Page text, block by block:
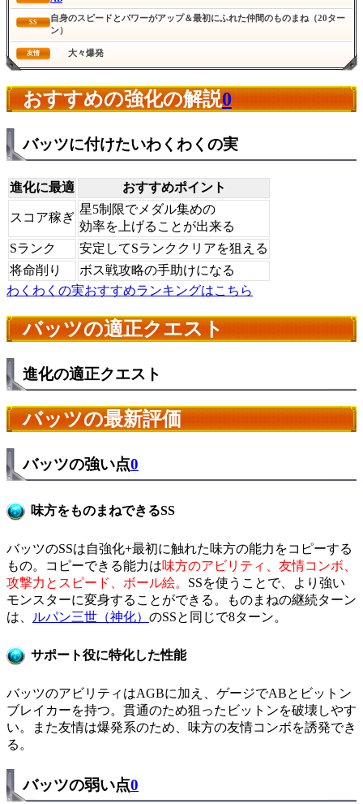
SS
自身のスピードとパワーがアップ＆最初にふれた仲間のものまね（20ター
ン）
友情 大々爆発
おすすめの強化の解説0
バッツに付けたいわくわくの実
進化に最適 おすすめポイント
スコア稼ぎ
星5制限でメダル集めの
効率を上げることが出来る
Sランク
安定してSランククリアを狙える
将命削り
ボス戦攻略の手助けになる
わくわくの実おすすめランキングはこちら
バッツの適正クエスト
進化の適正クエスト
バッツの最新評価
バッツの強い点0
味方をものまねできるSS
バッツのSSは自強化+最初に触れた味方の能力をコピーする
もの。コピーできる能力は味方のアビリティ、友情コンボ、
攻撃力とスピード、ボール絵。 SSを使うことで、より強い
モンスターに変身することができる。ものまねの継続ターン
は、
ルパン三世（神化） のSSと同じで8ターン。
サポート役に特化した性能
バッツのアビリティはAGBに加え、ゲージでABとビットン
ブレイカーを持つ。貫通のため狙ったビットンを破壊しやす
い。また友情は爆発系のため、味方の友情コンボを誘発でき
る。
バッツの弱い点0